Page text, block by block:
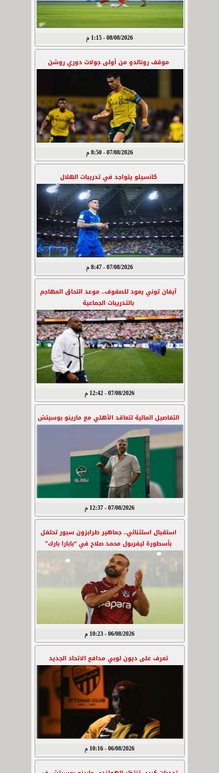
08/08/2026 - 1:15 م
موقف رونالدو من أولى جولات دوري روشن
07/08/2026 - 8:50 م
كانسيلو يتواجد في تدريبات الهلال
07/08/2026 - 8:47 م
آيفان توني يعود للصفوف.. موعد التحاق المهاجم
بالتدريبات الجماعية
07/08/2026 - 12:42 م
التفاصيل المالية لتعاقد الأهلي مع مارينو بوسيتش
07/08/2026 - 12:37 م
استقبال استثنائي.. جماهير طرابزون سبور تحتفل
بأسطورة ليفربول محمد صلاح في “بابارا بارك”
06/08/2026 - 10:23 م
تعرف على ديون لوبي مدافع الاتحاد الجديد
06/08/2026 - 10:16 م